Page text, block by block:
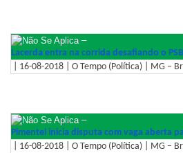
–
Lacerda entra na corrida desafiando o
| 16-08-2018 | O Tempo (Política) | MG –
–
Pimentel inicia disputa com vaga aberta
| 16-08-2018 | O Tempo (Política) | MG –